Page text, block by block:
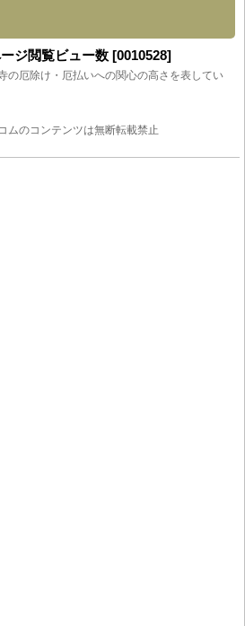
ジ閲覧ビュー数 [0010528]
の厄除け・厄払いへの関心の高さを表してい
ムのコンテンツは無断転載禁止